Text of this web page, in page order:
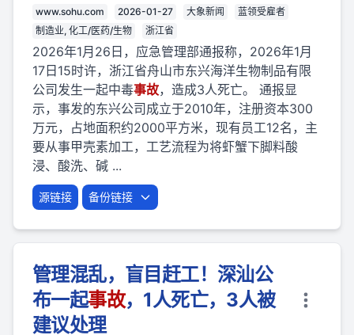
www.sohu.com 2026-01-27 大象新闻
蓝领受雇者
制造业, 化工/医药/生物
浙江省
2026年1月26日，应急管理部通报称，2026年1月
17日15时许，浙江省舟山市东兴海洋生物制品有限
公司发生一起中毒事故，造成3人死亡。 通报显
示，事发的东兴公司成立于2010年，注册资本300
万元，占地面积约2000平方米，现有员工12名，主
要从事甲壳素加工，工艺流程为将虾蟹下脚料酸
浸、酸洗、碱 ...
源链接 备份链接
管理混乱，盲目赶工！深汕公
布一起事故，1人死亡，3人被
建议处理